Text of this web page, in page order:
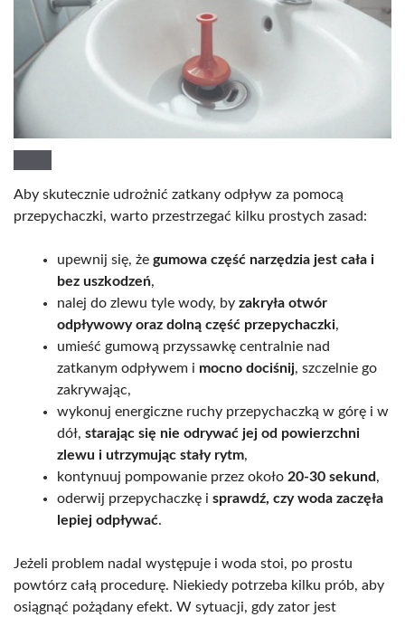
Aby skutecznie udrożnić zatkany odpływ za pomocą
przepychaczki, warto przestrzegać kilku prostych zasad:
upewnij się, że gumowa część narzędzia jest cała i
bez uszkodzeń,
nalej do zlewu tyle wody, by zakryła otwór
odpływowy oraz dolną część przepychaczki,
umieść gumową przyssawkę centralnie nad
zatkanym odpływem i mocno dociśnij, szczelnie go
zakrywając,
wykonuj energiczne ruchy przepychaczką w górę i w
dół, starając się nie odrywać jej od powierzchni
zlewu i utrzymując stały rytm,
kontynuuj pompowanie przez około 20-30 sekund,
oderwij przepychaczkę i sprawdź, czy woda zaczęła
lepiej odpływać.
Jeżeli problem nadal występuje i woda stoi, po prostu
powtórz całą procedurę. Niekiedy potrzeba kilku prób, aby
osiągnąć pożądany efekt. W sytuacji, gdy zator jest